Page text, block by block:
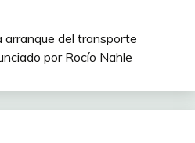
arranque del transporte
por Rocío Nahle